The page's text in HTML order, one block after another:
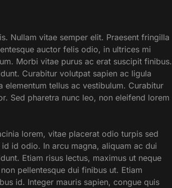
Nullam vitae semper elit. Praesent fringilla
auctor felis odio, in ultrices mi
Morbi vitae purus ac erat suscipit finibus.
Curabitur volutpat sapien ac ligula
tellus ac vestibulum. Curabitur
Sed pharetra nunc leo, non eleifend lorem
lorem, vitae placerat odio turpis sed
id odio. In arcu magna, aliquam ac dui
Etiam risus lectus, maximus ut neque
pellentesque dui finibus ut. Etiam
id. Integer mauris sapien, congue quis